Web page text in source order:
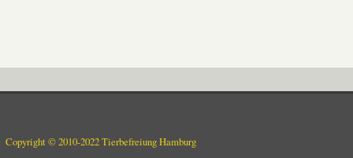
Copyright © 2010-2022 Tierbefreiung Hamburg